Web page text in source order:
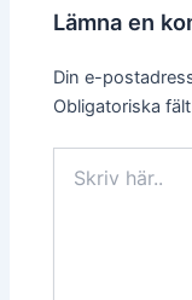
Lämna en
Din e-
Obligatoriska
här..